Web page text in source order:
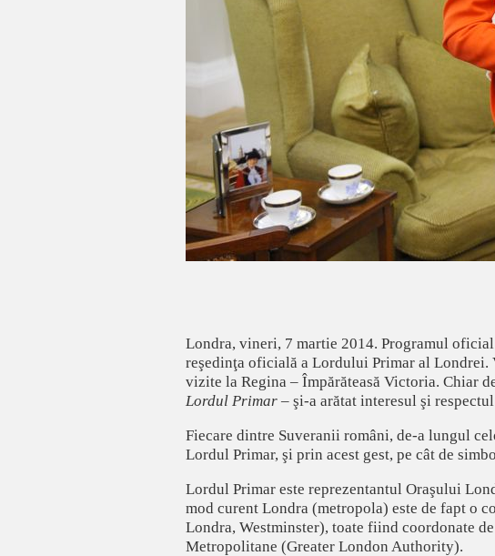
Londra, vineri, 7 martie 2014. Programul
reşedinţa oficială a Lordului Primar al Londrei.
vizite la Regina – Împărăteasă Victoria. Chiar
Lordul Primar – şi-a arătat interesul şi
Fiecare dintre Suveranii români, de-a lungul
Lordul Primar, şi prin acest gest, pe cât de
Lordul Primar este reprezentantul Oraşului
mod curent Londra (metropola) este de fapt o
Londra, Westminster), toate fiind coordonate
Metropolitane (Greater London Authority).